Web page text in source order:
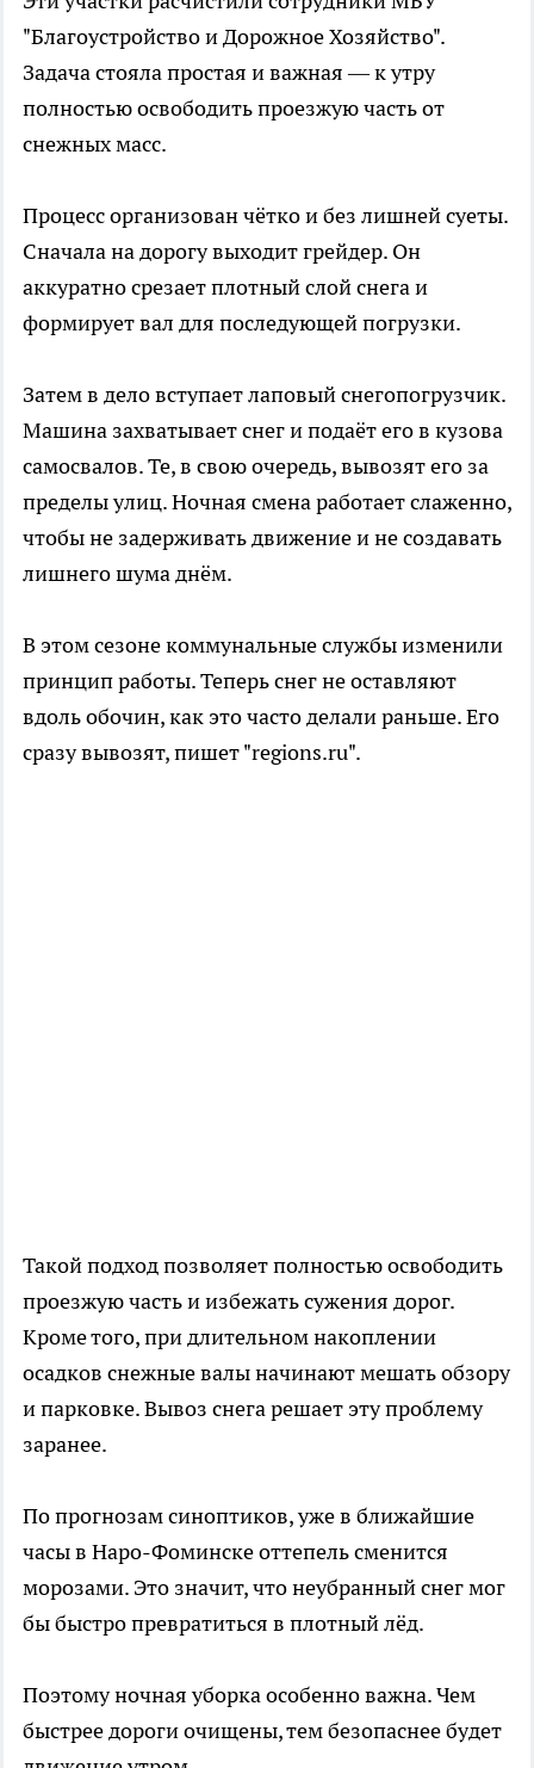
"Благоустройство и Дорожное Хозяйство".
Задача стояла простая и важная — к утру
полностью освободить проезжую часть от
снежных масс.
Процесс организован чётко и без лишней суеты.
Сначала на дорогу выходит грейдер. Он
аккуратно срезает плотный слой снега и
формирует вал для последующей погрузки.
Затем в дело вступает лаповый снегопогрузчик.
Машина захватывает снег и подаёт его в кузова
самосвалов. Те, в свою очередь, вывозят его за
пределы улиц. Ночная смена работает слаженно,
чтобы не задерживать движение и не создавать
лишнего шума днём.
В этом сезоне коммунальные службы изменили
принцип работы. Теперь снег не оставляют
вдоль обочин, как это часто делали раньше. Его
сразу вывозят, пишет "regions.ru".
Такой подход позволяет полностью освободить
проезжую часть и избежать сужения дорог.
Кроме того, при длительном накоплении
осадков снежные валы начинают мешать обзору
и парковке. Вывоз снега решает эту проблему
заранее.
По прогнозам синоптиков, уже в ближайшие
часы в Наро-Фоминске оттепель сменится
морозами. Это значит, что неубранный снег мог
бы быстро превратиться в плотный лёд.
Поэтому ночная уборка особенно важна. Чем
быстрее дороги очищены, тем безопаснее будет